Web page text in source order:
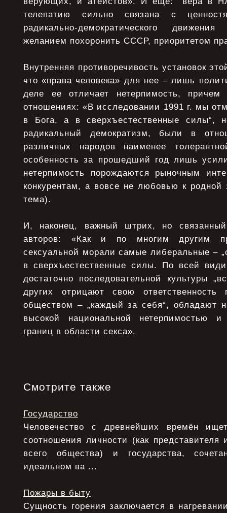
телепатию сильно связана с
радикально-демократического
желанием похоронить СССР, приоритетом
Внутренняя противоречивость установок
что «права человека» для нее – лишь
деле ее отличает нетерпимость,
отношениях: «В исследовании 1991 г. мы
в Бога, а в сверхъестественные силы“,
радикальный демократизм, были в
различных народов наименее
особенность за прошедший год лишь
нетерпимость порождаются рыночным
конкурентам, а вовсе не любовью к
тема).
И, наконец, важный штрих, но
авторов: «Как и по многим другим
сексуальной морали самые либеральные –
в сверхъестественные силы. По всей
достаточно последовательной культуры
других отрицают свою ответственность
обществом – „каждый за себя“, обладают
высокой национальной нетерпимостью
границ в области секса».
Смотрите также
Государство
Человечество с древнейших времён
соотношения личности (как представителя
всего общества) и государства,
идеальном ва ...
Пожары в быту
Сущность горения заключается в